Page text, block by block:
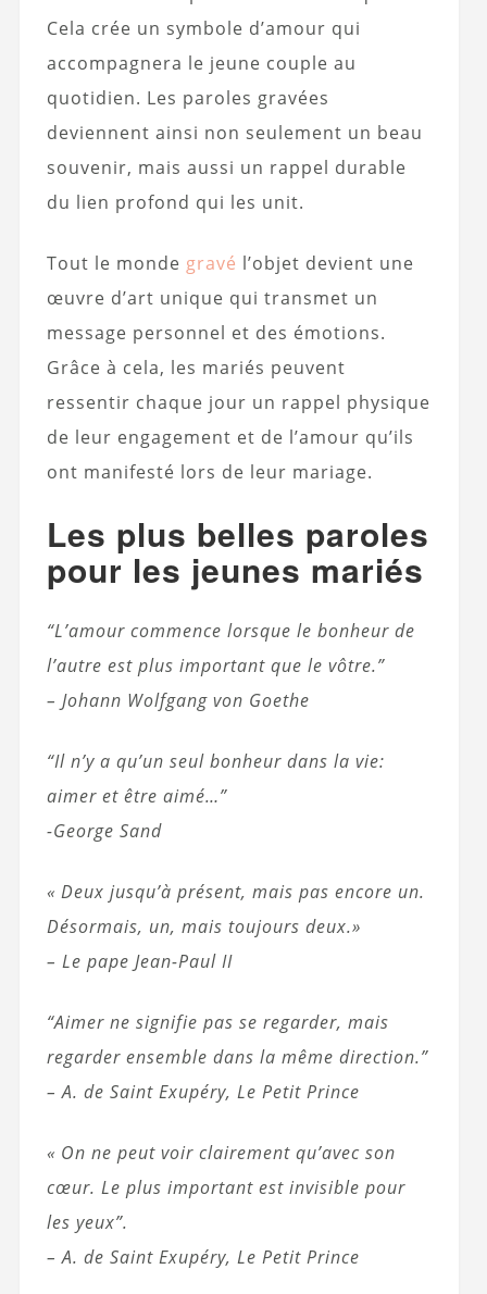
Cela crée un symbole d’amour qui
accompagnera le jeune couple au
quotidien. Les paroles gravées
deviennent ainsi non seulement un beau
souvenir, mais aussi un rappel durable
du lien profond qui les unit.
Tout le monde gravé l’objet devient une
œuvre d’art unique qui transmet un
message personnel et des émotions.
Grâce à cela, les mariés peuvent
ressentir chaque jour un rappel physique
de leur engagement et de l’amour qu’ils
ont manifesté lors de leur mariage.
Les plus belles paroles
pour les jeunes mariés
“L’amour commence lorsque le bonheur de
l’autre est plus important que le vôtre.”
– Johann Wolfgang von Goethe
“Il n’y a qu’un seul bonheur dans la vie:
aimer et être aimé…”
-George Sand
« Deux jusqu’à présent, mais pas encore un.
Désormais, un, mais toujours deux.»
– Le pape Jean-Paul II
“Aimer ne signifie pas se regarder, mais
regarder ensemble dans la même direction.”
– A. de Saint Exupéry, Le Petit Prince
« On ne peut voir clairement qu’avec son
cœur. Le plus important est invisible pour
les yeux”.
– A. de Saint Exupéry, Le Petit Prince